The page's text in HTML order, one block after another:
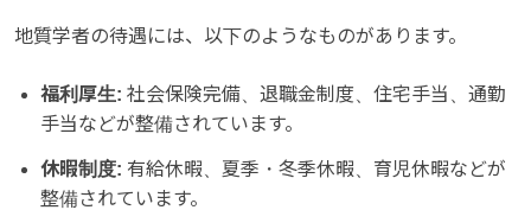
地質学者の待遇には、以下のようなものがあります。
福利厚生: 社会保険完備、退職金制度、住宅手当、通勤
手当などが整備されています。
休暇制度: 有給休暇、夏季・冬季休暇、育児休暇などが
整備されています。